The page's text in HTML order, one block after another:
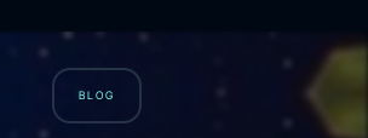
BLOG